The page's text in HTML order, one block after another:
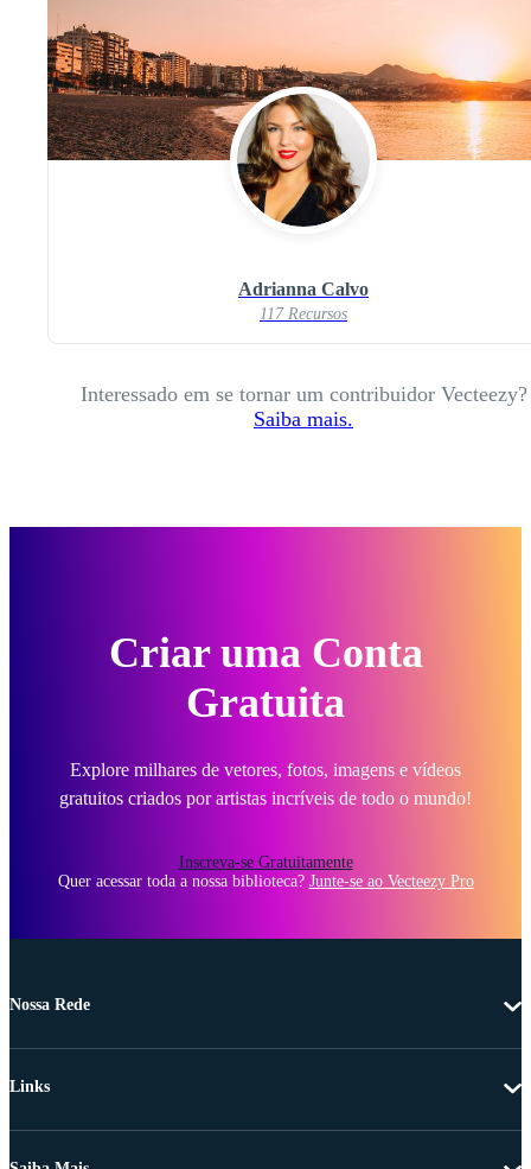
Adrianna Calvo
117 Recursos
Interessado em se tornar um contribuidor Vecteezy?
Saiba mais.
Criar uma Conta
Gratuita
Explore milhares de vetores, fotos, imagens e vídeos
gratuitos criados por artistas incríveis de todo o mundo!
Inscreva-se Gratuitamente
Quer acessar toda a nossa biblioteca? Junte-se ao Vecteezy Pro
Nossa Rede
Links